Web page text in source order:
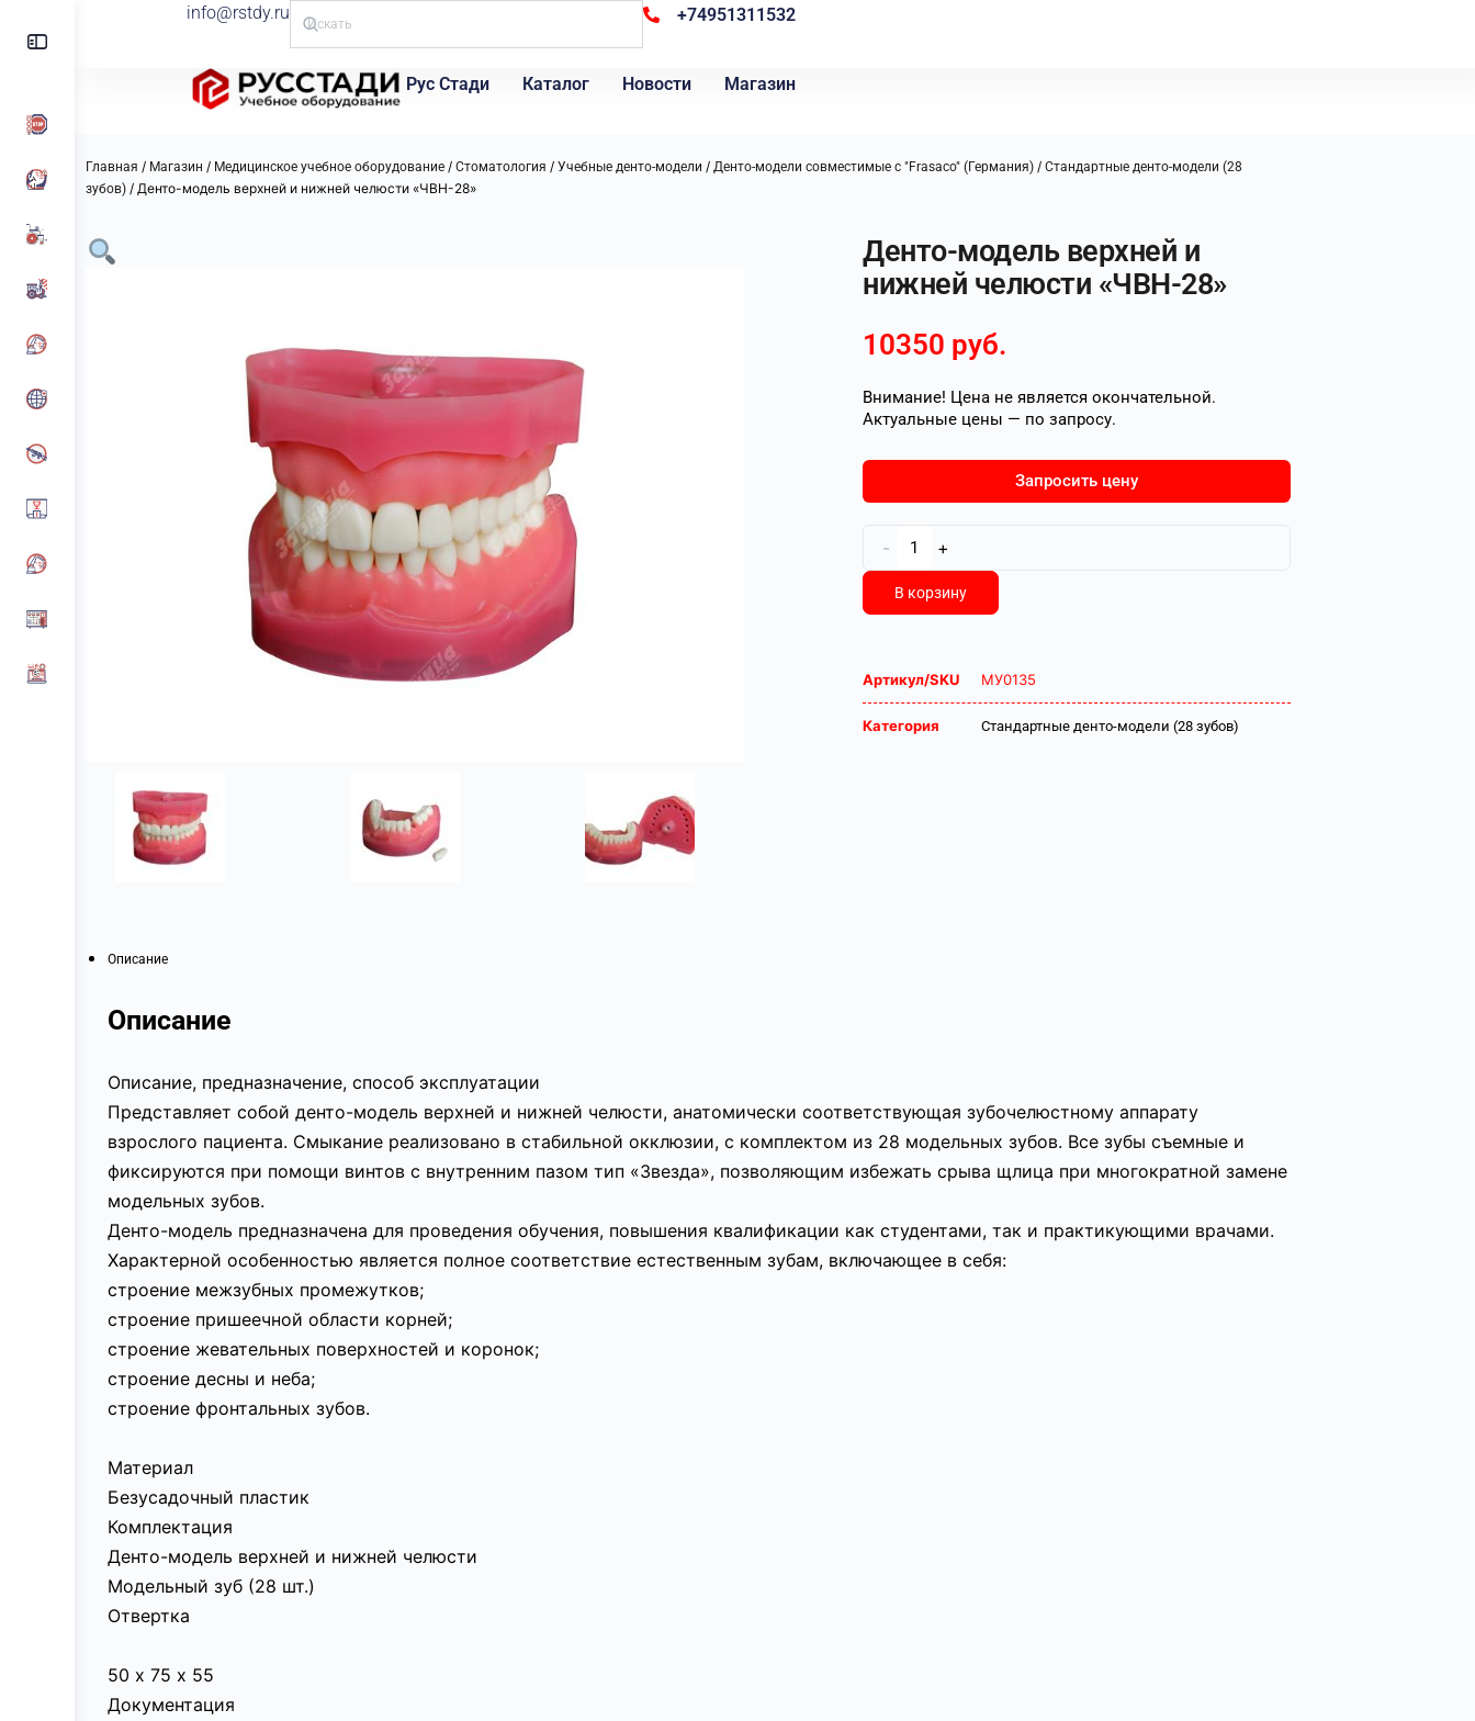
info@rstdy.ru +74951311532
Рус Стади Каталог Новости Магазин
Главная / Магазин / Медицинское учебное оборудование / Стоматология / Учебные денто-модели / Денто-модели совместимые с "Frasaco" (Германия) / Стандартные денто-модели (28
зубов) / Денто-модель верхней и нижней челюсти «ЧВН-28»
Денто-модель верхней и
нижней челюсти «ЧВН-28»
10350 руб.
Внимание! Цена не является окончательной.
Актуальные цены — по запросу.
Запросить цену
- +
В корзину
Артикул/SKU МУ0135
Категория Стандартные денто-модели (28 зубов)
Описание
Описание
Описание, предназначение, способ эксплуатации
Представляет собой денто-модель верхней и нижней челюсти, анатомически соответствующая зубочелюстному аппарату
взрослого пациента. Смыкание реализовано в стабильной окклюзии, с комплектом из 28 модельных зубов. Все зубы съемные и
фиксируются при помощи винтов с внутренним пазом тип «Звезда», позволяющим избежать срыва щлица при многократной замене
модельных зубов.
Денто-модель предназначена для проведения обучения, повышения квалификации как студентами, так и практикующими врачами.
Характерной особенностью является полное соответствие естественным зубам, включающее в себя:
строение межзубных промежутков;
строение пришеечной области корней;
строение жевательных поверхностей и коронок;
строение десны и неба;
строение фронтальных зубов.
Материал
Безусадочный пластик
Комплектация
Денто-модель верхней и нижней челюсти
Модельный зуб (28 шт.)
Отвертка
50 х 75 х 55
Документация